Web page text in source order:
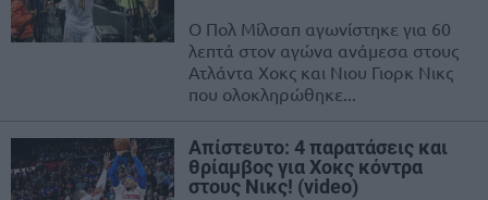
Ο Πολ Μίλσαπ αγωνίστηκε για 60
λεπτά στον αγώνα ανάμεσα στους
Ατλάντα Χοκς και Νιου Γιορκ Νικς
που ολοκληρώθηκε...
Απίστευτο: 4 παρατάσεις και
θρίαμβος για Χοκς κόντρα
στους Νικς! (video)